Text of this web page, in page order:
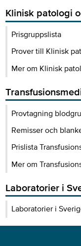
Klinisk patologi
Prisgruppslista
Prover till Klinisk
Mer om Klinisk
Provtagning
Remisser och
Prislista
Mer om
Laboratorier i
Laboratorier i